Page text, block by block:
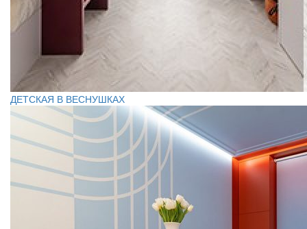
ДЕТСКАЯ В ВЕСНУШКАХ